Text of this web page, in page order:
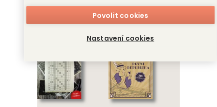
Povolit cookies
Nastavení cookies
NAKLADATELSTVÍ69Kč
NAŠE
NAKLADATELSTVÍ